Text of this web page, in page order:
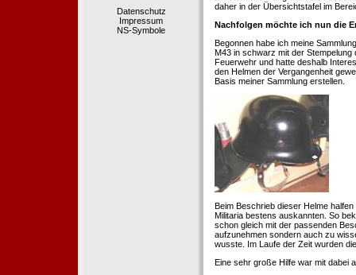
Datenschutz
Impressum
NS-Symbole
daher in der Übersichtstafel im
Nachfolgen möchte ich nun die
Begonnen habe ich meine
M43 in schwarz mit der Stempelung
Feuerwehr und hatte deshalb
den Helmen der Vergangenheit
Basis meiner Sammlung erstellen.
Beim Beschrieb dieser Helme
Militaria bestens auskannten. So
schon gleich mit der passenden
aufzunehmen sondern auch zu
wusste. Im Laufe der Zeit wurden
Eine sehr große Hilfe war mit dabei